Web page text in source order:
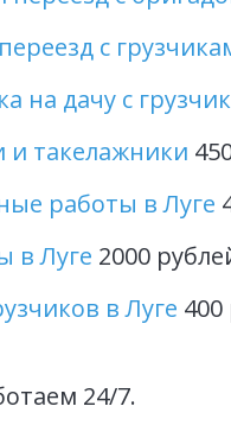
с
на дачу с
и такелажники
работы в Луге
в Луге 2000
в Луге 400
24/7.